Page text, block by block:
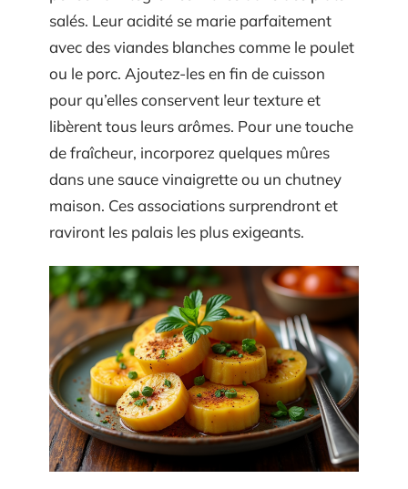
salés. Leur acidité se marie parfaitement
avec des viandes blanches comme le poulet
ou le porc. Ajoutez-les en fin de cuisson
pour qu’elles conservent leur texture et
libèrent tous leurs arômes. Pour une touche
de fraîcheur, incorporez quelques mûres
dans une sauce vinaigrette ou un chutney
maison. Ces associations surprendront et
raviront les palais les plus exigeants.